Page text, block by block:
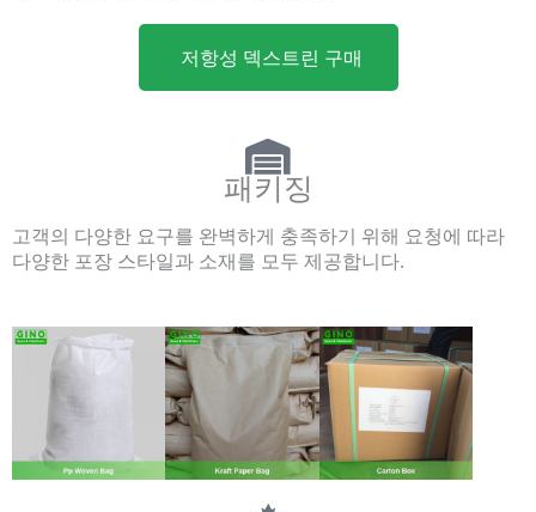
저항성 덱스트린 구매
패키징
고객의 다양한 요구를 완벽하게 충족하기 위해 요청에 따라
다양한 포장 스타일과 소재를 모두 제공합니다.